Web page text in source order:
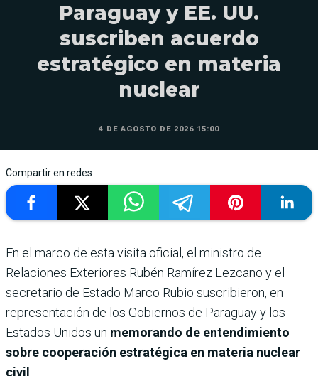
Paraguay y EE. UU.
suscriben acuerdo
estratégico en materia
nuclear
4 DE AGOSTO DE 2026 15:00
Compartir en redes
En el marco de esta visita oficial, el ministro de
Relaciones Exteriores Rubén Ramírez Lezcano y el
secretario de Estado Marco Rubio suscribieron, en
representación de los Gobiernos de Paraguay y los
Estados Unidos un memorando de entendimiento
sobre cooperación estratégica en materia nuclear
civil